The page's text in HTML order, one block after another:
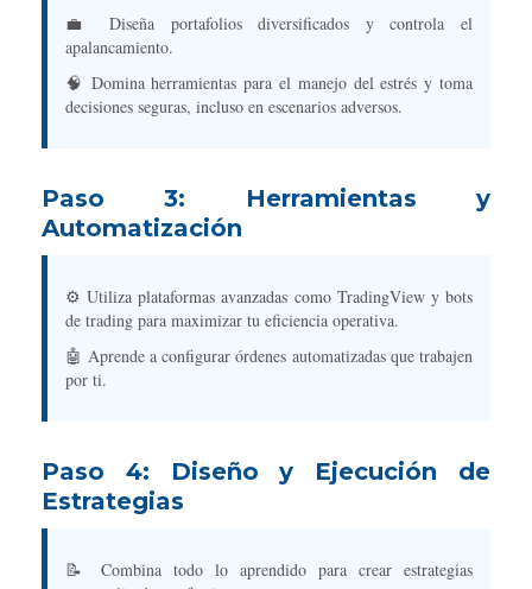
💼 Diseña portafolios diversificados y controla el
apalancamiento.
🧠 Domina herramientas para el manejo del estrés y toma
decisiones seguras, incluso en escenarios adversos.
Paso 3: Herramientas y
Automatización
⚙️ Utiliza plataformas avanzadas como TradingView y bots
de trading para maximizar tu eficiencia operativa.
🤖 Aprende a configurar órdenes automatizadas que trabajen
por ti.
Paso 4: Diseño y Ejecución de
Estrategias
📝 Combina todo lo aprendido para crear estrategias